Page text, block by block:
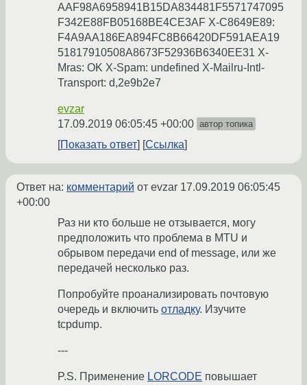
AAF98A6958941B15DA834481F5571747095
F342E88FB05168BE4CE3AF X-C8649E89:
F4A9AA186EA894FC8B66420DF591AEA19
51817910508A8673F52936B6340EE31 X-
Mras: OK X-Spam: undefined X-Mailru-Intl-
Transport: d,2e9b2e7
evzar
17.09.2019 06:05:45 +00:00 автор топика
Показать ответ Ссылка
Ответ на: комментарий от evzar 17.09.2019 06:05:45
+00:00
Раз ни кто больше не отзывается, могу
предположить что проблема в MTU и
обрывом передачи end of message, или же
передачей несколько раз.
Попробуйте проанализировать почтовую
очередь и включить отладку. Изучите
tcpdump.
---
P.S. Применение LORCODE повышает